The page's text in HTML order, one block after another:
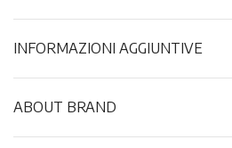
INFORMAZIONI AGGIUNTIVE
ABOUT BRAND